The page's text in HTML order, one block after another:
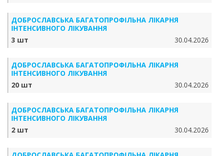
ДОБРОСЛАВСЬКА БАГАТОПРОФІЛЬНА ЛІКАРНЯ
ІНТЕНСИВНОГО ЛІКУВАННЯ
3 шт
30.04.2026
ДОБРОСЛАВСЬКА БАГАТОПРОФІЛЬНА ЛІКАРНЯ
ІНТЕНСИВНОГО ЛІКУВАННЯ
20 шт
30.04.2026
ДОБРОСЛАВСЬКА БАГАТОПРОФІЛЬНА ЛІКАРНЯ
ІНТЕНСИВНОГО ЛІКУВАННЯ
2 шт
30.04.2026